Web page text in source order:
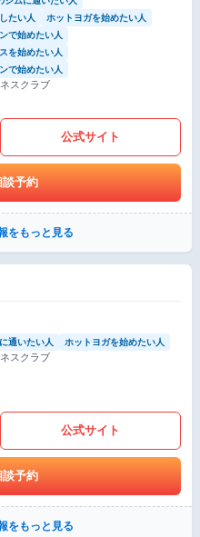
たい人
ホットヨガを始めたい人
で始めたい人
を始めたい人
で始めたい人
スクラブ
公式サイト
予約
をもっと見る
通いたい人 ホットヨガを始めたい人
スクラブ
公式サイト
予約
をもっと見る